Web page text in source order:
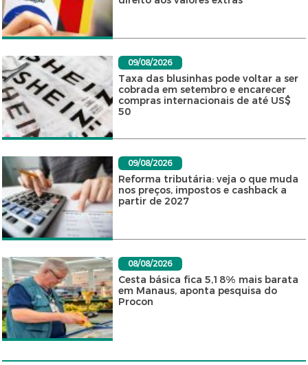
09/08/2026
Taxa das blusinhas pode voltar a ser
cobrada em setembro e encarecer
compras internacionais de até US$
50
09/08/2026
Reforma tributária: veja o que muda
nos preços, impostos e cashback a
partir de 2027
08/08/2026
Cesta básica fica 5,18% mais barata
em Manaus, aponta pesquisa do
Procon